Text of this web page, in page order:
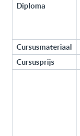
Diploma
Cursusmateriaal
Cursusprijs